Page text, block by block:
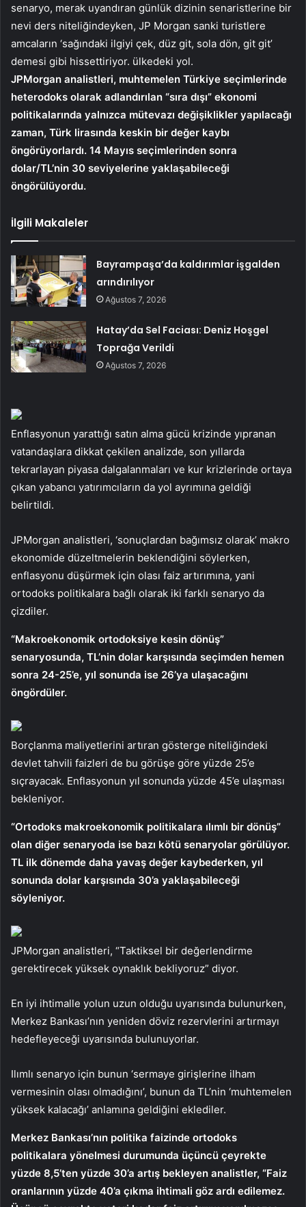
senaryo, merak uyandıran günlük dizinin senaristlerine bir
nevi ders niteliğindeyken, JP Morgan sanki turistlere
amcaların ‘sağındaki ilgiyi çek, düz git, sola dön, git git’
demesi gibi hissettiriyor. ülkedeki yol.
JPMorgan analistleri, muhtemelen Türkiye seçimlerinde
heterodoks olarak adlandırılan “sıra dışı” ekonomi
politikalarında yalnızca mütevazı değişiklikler yapılacağı
zaman, Türk lirasında keskin bir değer kaybı
öngörüyorlardı. 14 Mayıs seçimlerinden sonra
dolar/TL’nin 30 seviyelerine yaklaşabileceği
öngörülüyordu.
İlgili Makaleler
Bayrampaşa’da kaldırımlar işgalden
arındırılıyor
Ağustos 7, 2026
Hatay’da Sel Faciası: Deniz Hoşgel
Toprağa Verildi
Ağustos 7, 2026
Enflasyonun yarattığı satın alma gücü krizinde yıpranan
vatandaşlara dikkat çekilen analizde, son yıllarda
tekrarlayan piyasa dalgalanmaları ve kur krizlerinde ortaya
çıkan yabancı yatırımcıların da yol ayrımına geldiği
belirtildi.
JPMorgan analistleri, ‘sonuçlardan bağımsız olarak’ makro
ekonomide düzeltmelerin beklendiğini söylerken,
enflasyonu düşürmek için olası faiz artırımına, yani
ortodoks politikalara bağlı olarak iki farklı senaryo da
çizdiler.
“Makroekonomik ortodoksiye kesin dönüş”
senaryosunda, TL’nin dolar karşısında seçimden hemen
sonra 24-25’e, yıl sonunda ise 26’ya ulaşacağını
öngördüler.
Borçlanma maliyetlerini artıran gösterge niteliğindeki
devlet tahvili faizleri de bu görüşe göre yüzde 25’e
sıçrayacak. Enflasyonun yıl sonunda yüzde 45’e ulaşması
bekleniyor.
“Ortodoks makroekonomik politikalara ılımlı bir dönüş”
olan diğer senaryoda ise bazı kötü senaryolar görülüyor.
TL ilk dönemde daha yavaş değer kaybederken, yıl
sonunda dolar karşısında 30’a yaklaşabileceği
söyleniyor.
JPMorgan analistleri, “Taktiksel bir değerlendirme
gerektirecek yüksek oynaklık bekliyoruz” diyor.
En iyi ihtimalle yolun uzun olduğu uyarısında bulunurken,
Merkez Bankası’nın yeniden döviz rezervlerini artırmayı
hedefleyeceği uyarısında bulunuyorlar.
Ilımlı senaryo için bunun ‘sermaye girişlerine ilham
vermesinin olası olmadığını’, bunun da TL’nin ‘muhtemelen
yüksek kalacağı’ anlamına geldiğini eklediler.
Merkez Bankası’nın politika faizinde ortodoks
politikalara yönelmesi durumunda üçüncü çeyrekte
yüzde 8,5’ten yüzde 30’a artış bekleyen analistler, “Faiz
oranlarının yüzde 40’a çıkma ihtimali göz ardı edilemez.